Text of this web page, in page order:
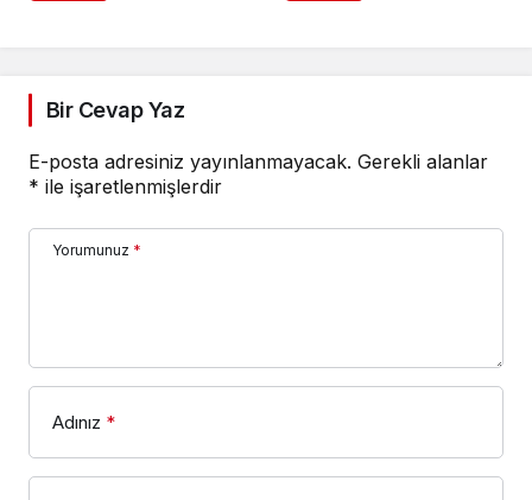
Bir Cevap Yaz
E-posta adresiniz yayınlanmayacak. Gerekli alanlar
* ile işaretlenmişlerdir
Yorumunuz *
Adınız *